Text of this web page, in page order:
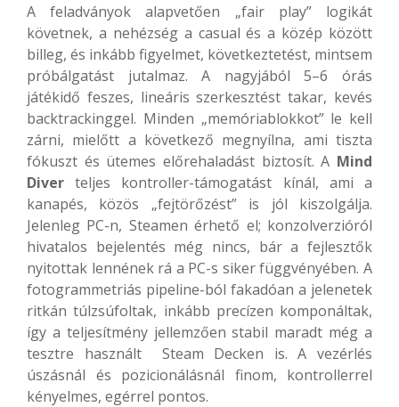
A feladványok alapvetően „fair play” logikát
követnek, a nehézség a casual és a közép között
billeg, és inkább figyelmet, következtetést, mintsem
próbálgatást jutalmaz. A nagyjából 5–6 órás
játékidő feszes, lineáris szerkesztést takar, kevés
backtrackinggel. Minden „memóriablokkot” le kell
zárni, mielőtt a következő megnyílna, ami tiszta
fókuszt és ütemes előrehaladást biztosít. A Mind
Diver teljes kontroller-támogatást kínál, ami a
kanapés, közös „fejtörőzést” is jól kiszolgálja.
Jelenleg PC-n, Steamen érhető el; konzolverzióról
hivatalos bejelentés még nincs, bár a fejlesztők
nyitottak lennének rá a PC-s siker függvényében. A
fotogrammetriás pipeline-ból fakadóan a jelenetek
ritkán túlzsúfoltak, inkább precízen komponáltak,
így a teljesítmény jellemzően stabil maradt még a
tesztre használt Steam Decken is. A vezérlés
úszásnál és pozicionálásnál finom, kontrollerrel
kényelmes, egérrel pontos.